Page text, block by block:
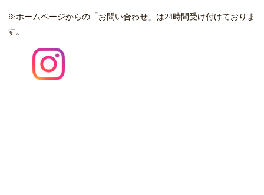
※ホームページからの「お問い合わせ」は24時間受け付けておりま
す。